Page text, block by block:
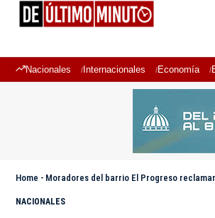
Nacionales Internacionales Economía
Home - Moradores del barrio El Progreso
NACIONALES